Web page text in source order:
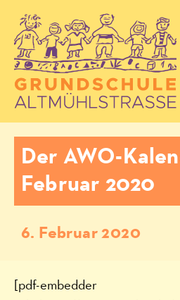
Der AWO-
Februar 2020
6. Februar 2020
[pdf-embedder